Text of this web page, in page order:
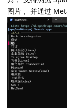
图片， 并通过